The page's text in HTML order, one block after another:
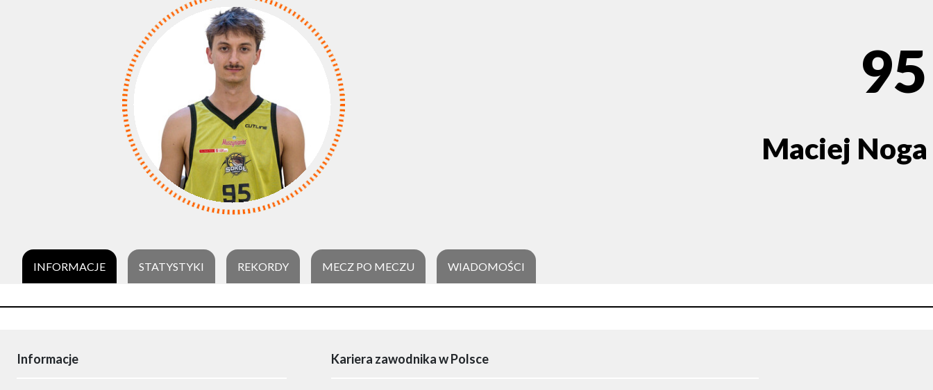
95
Maciej Noga
INFORMACJE STATYSTYKI REKORDY MECZ PO MECZU WIADOMOŚCI
Informacje Kariera zawodnika w Polsce